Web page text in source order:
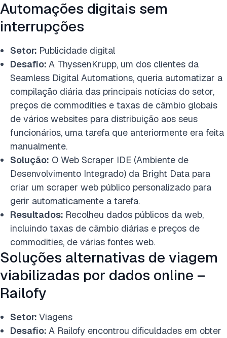
Automações digitais sem
interrupções
Setor: Publicidade digital
Desafio: A ThyssenKrupp, um dos clientes da
Seamless Digital Automations, queria automatizar a
compilação diária das principais notícias do setor,
preços de commodities e taxas de câmbio globais
de vários websites para distribuição aos seus
funcionários, uma tarefa que anteriormente era feita
manualmente.
Solução: O Web Scraper IDE (Ambiente de
Desenvolvimento Integrado) da Bright Data para
criar um scraper web público personalizado para
gerir automaticamente a tarefa.
Resultados: Recolheu dados públicos da web,
incluindo taxas de câmbio diárias e preços de
commodities, de várias fontes web.
Soluções alternativas de viagem
viabilizadas por dados online –
Railofy
Setor: Viagens
Desafio: A Railofy encontrou dificuldades em obter